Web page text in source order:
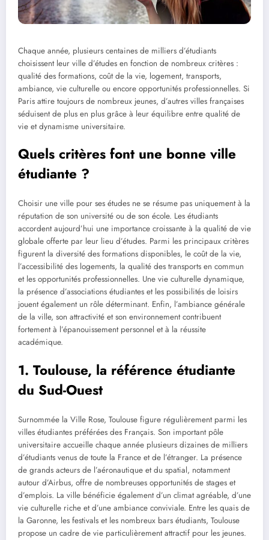
Chaque année, plusieurs centaines de milliers d’étudiants
choisissent leur ville d’études en fonction de nombreux critères :
qualité des formations, coût de la vie, logement, transports,
ambiance, vie culturelle ou encore opportunités professionnelles. Si
Paris attire toujours de nombreux jeunes, d’autres villes françaises
séduisent de plus en plus grâce à leur équilibre entre qualité de
vie et dynamisme universitaire.
Quels critères font une bonne ville
étudiante ?
Choisir une ville pour ses études ne se résume pas uniquement à la
réputation de son université ou de son école. Les étudiants
accordent aujourd’hui une importance croissante à la qualité de vie
globale offerte par leur lieu d’études. Parmi les principaux critères
figurent la diversité des formations disponibles, le coût de la vie,
l’accessibilité des logements, la qualité des transports en commun
et les opportunités professionnelles. Une vie culturelle dynamique,
la présence d’associations étudiantes et les possibilités de loisirs
jouent également un rôle déterminant. Enfin, l’ambiance générale
de la ville, son attractivité et son environnement contribuent
fortement à l’épanouissement personnel et à la réussite
académique.
1. Toulouse, la référence étudiante
du Sud-Ouest
Surnommée la Ville Rose, Toulouse figure régulièrement parmi les
villes étudiantes préférées des Français. Son important pôle
universitaire accueille chaque année plusieurs dizaines de milliers
d’étudiants venus de toute la France et de l’étranger. La présence
de grands acteurs de l’aéronautique et du spatial, notamment
autour d’Airbus, offre de nombreuses opportunités de stages et
d’emplois. La ville bénéficie également d’un climat agréable, d’une
vie culturelle riche et d’une ambiance conviviale. Entre les quais de
la Garonne, les festivals et les nombreux bars étudiants, Toulouse
propose un cadre de vie particulièrement attractif pour les jeunes.